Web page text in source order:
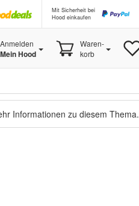
Mit Sicherheit bei
Hood einkaufen
Anmelden
Mein Hood
Waren-
korb
Informationen zu diesem Thema.